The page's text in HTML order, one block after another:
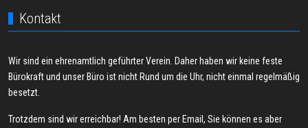
Kontakt
Wir sind ein ehrenamtlich geführter Verein. Daher haben wir keine feste
Bürokraft und unser Büro ist nicht Rund um die Uhr, nicht einmal regelmäßig
besetzt.
Trotzdem sind wir erreichbar! Am besten per Email, Sie können es aber